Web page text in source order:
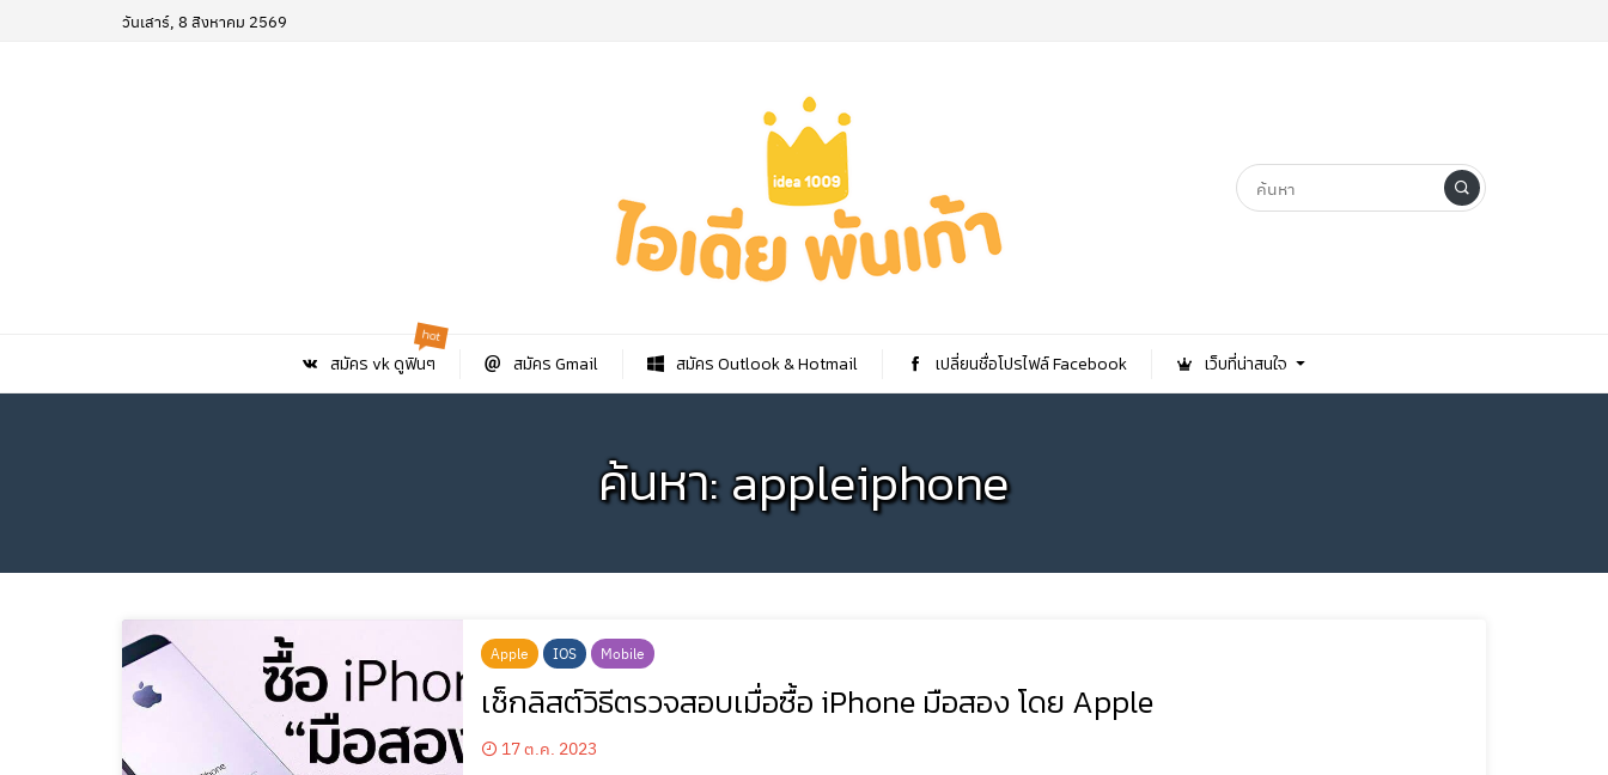
วันเสาร์, 8 สิงหาคม 2569
สมัคร vk ดูฟินๆ
hot
สมัคร Gmail สมัคร Outlook & Hotmail เปลี่ยนชื่อโปรไฟล์ Facebook เว็บที่น่าสนใจ
ค้นหา: appleiphone
Apple IOS Mobile
เช็กลิสต์วิธีตรวจสอบเมื่อซื้อ iPhone มือสอง โดย Apple
17 ต.ค. 2023